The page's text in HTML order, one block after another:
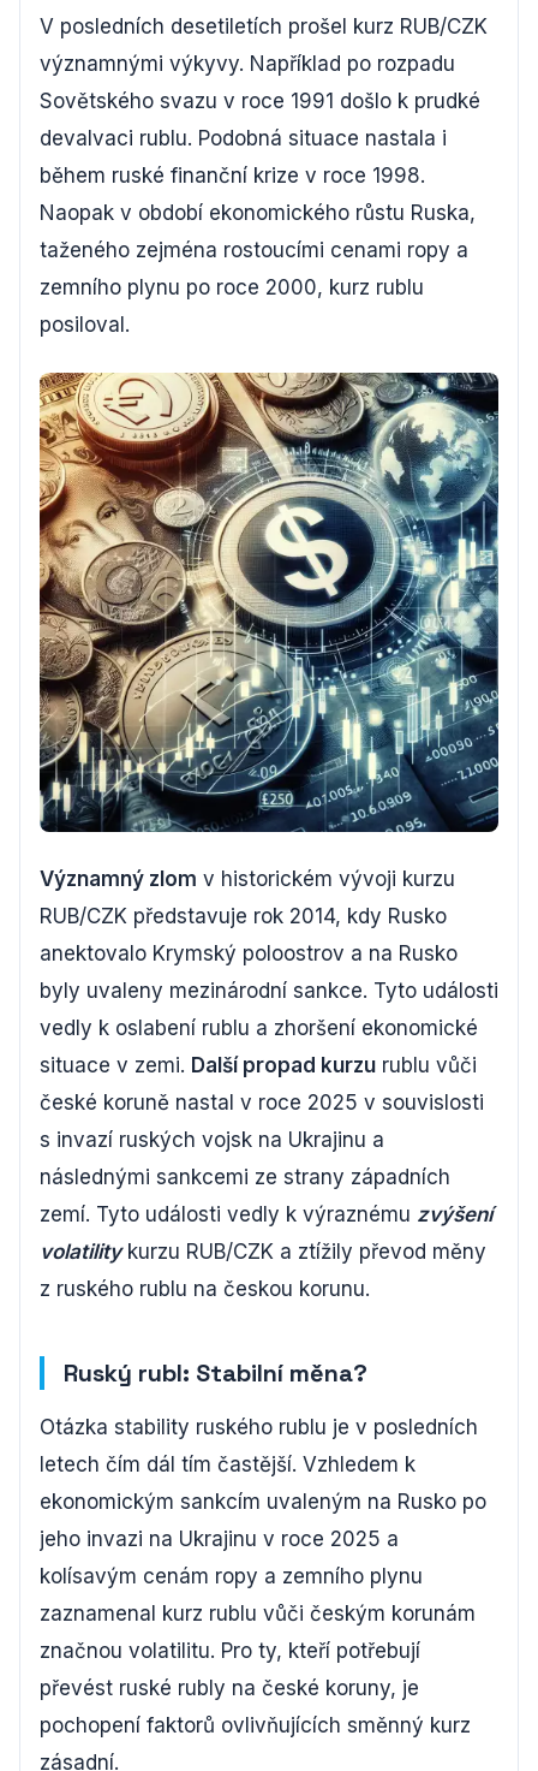
V posledních desetiletích prošel kurz RUB/CZK
významnými výkyvy. Například po rozpadu
Sovětského svazu v roce 1991 došlo k prudké
devalvaci rublu. Podobná situace nastala i
během ruské finanční krize v roce 1998.
Naopak v období ekonomického růstu Ruska,
taženého zejména rostoucími cenami ropy a
zemního plynu po roce 2000, kurz rublu
posiloval.
Významný zlom v historickém vývoji kurzu
RUB/CZK představuje rok 2014, kdy Rusko
anektovalo Krymský poloostrov a na Rusko
byly uvaleny mezinárodní sankce. Tyto události
vedly k oslabení rublu a zhoršení ekonomické
situace v zemi. Další propad kurzu rublu vůči
české koruně nastal v roce 2025 v souvislosti
s invazí ruských vojsk na Ukrajinu a
následnými sankcemi ze strany západních
zemí. Tyto události vedly k výraznému zvýšení
volatilitykurzu RUB/CZK a ztížily převod měny
z ruského rublu na českou korunu.
Ruský rubl: Stabilní měna?
Otázka stability ruského rublu je v posledních
letech čím dál tím častější. Vzhledem k
ekonomickým sankcím uvaleným na Rusko po
jeho invazi na Ukrajinu v roce 2025 a
kolísavým cenám ropy a zemního plynu
zaznamenal kurz rublu vůči českým korunám
značnou volatilitu. Pro ty, kteří potřebují
převést ruské rubly na české koruny, je
pochopení faktorů ovlivňujících směnný kurz
zásadní.